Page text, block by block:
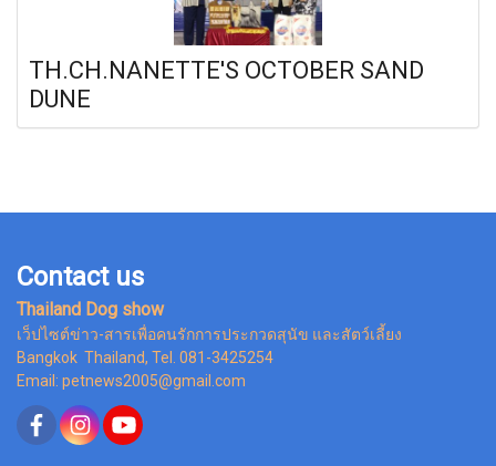
TH.CH.NANETTE'S OCTOBER SAND
DUNE
Contact us
Thailand Dog show
เว็ปไซต์ข่าว-สารเพื่อคนรักการประกวดสุนัข และสัตว์เลี้ยง
Bangkok Thailand, Tel. 081-3425254
Email: petnews2005@gmail.com